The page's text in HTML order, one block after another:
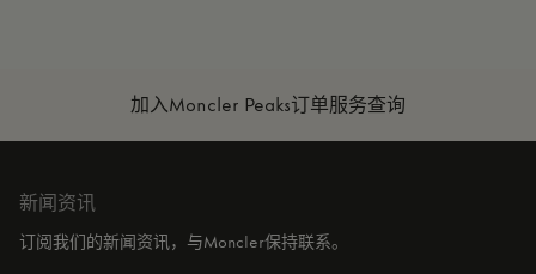
加入Moncler Peaks订单服务查询
新闻资讯
订阅我们的新闻资讯，与Moncler保持联系。